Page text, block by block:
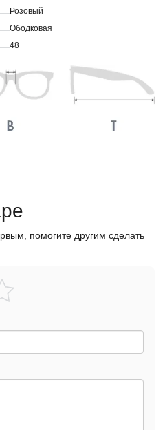
Розовый
Ободковая
48
помогите другим сделать